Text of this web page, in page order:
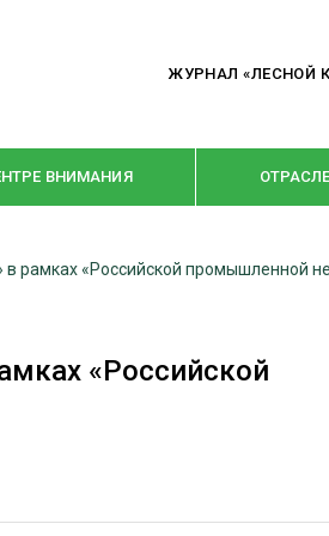
ЖУРНАЛ «ЛЕСНОЙ
ВНИМАНИЯ
рамках «Российской промышленной
«Российской